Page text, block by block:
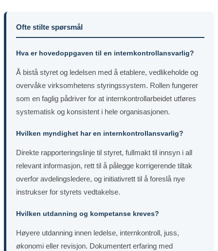
Ofte stilte spørsmål
Hva er hovedoppgaven til en internkontrollansvarlig?
Å bistå styret og ledelsen med å etablere, vedlikeholde og
overvåke virksomhetens styringssystem. Rollen fungerer
som en faglig pådriver for at internkontrollarbeidet utføres
systematisk og konsistent i hele organisasjonen.
Hvilken myndighet har en internkontrollansvarlig?
Direkte rapporteringslinje til styret, fullmakt til innsyn i all
relevant informasjon, rett til å pålegge korrigerende tiltak
overfor avdelingsledere, og initiativrett til å foreslå nye
instrukser for styrets vedtakelse.
Hvilken utdanning og kompetanse kreves?
Høyere utdanning innen ledelse, internkontroll, juss,
økonomi eller revisjon. Dokumentert erfaring med